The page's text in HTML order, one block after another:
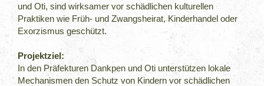
und Oti, sind wirksamer vor schädlichen kulturellen
Praktiken wie Früh- und Zwangsheirat, Kinderhandel oder
Exorzismus geschützt.
Projektziel:
In den Präfekturen Dankpen und Oti unterstützen lokale
Mechanismen den Schutz von Kindern vor schädlichen